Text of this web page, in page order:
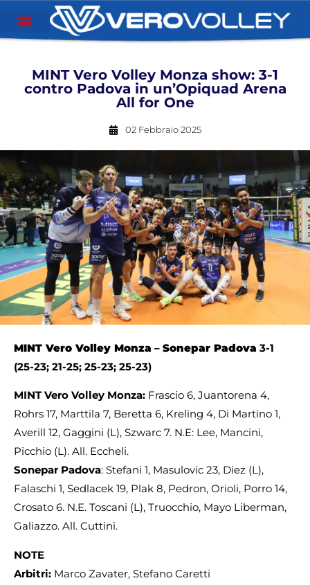
MINT Vero Volley Monza show: 3-1
contro Padova in un’Opiquad Arena
All for One
02 Febbraio 2025
MINT Vero Volley Monza – Sonepar Padova 3-1
(25-23; 21-25; 25-23; 25-23)
MINT Vero Volley Monza: Frascio 6, Juantorena 4,
Rohrs 17, Marttila 7, Beretta 6, Kreling 4, Di Martino 1,
Averill 12, Gaggini (L), Szwarc 7. N.E: Lee, Mancini,
Picchio (L). All. Eccheli.
Sonepar Padova: Stefani 1, Masulovic 23, Diez (L),
Falaschi 1, Sedlacek 19, Plak 8, Pedron, Orioli, Porro 14,
Crosato 6. N.E. Toscani (L), Truocchio, Mayo Liberman,
Galiazzo. All. Cuttini.
NOTE
Arbitri: Marco Zavater, Stefano Caretti